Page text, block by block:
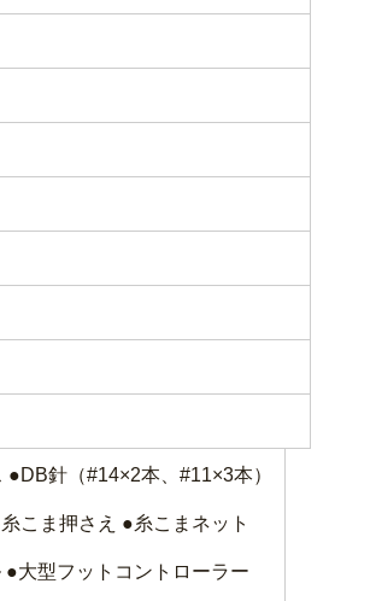
針（#14×2本、#11×3本）
こま押さえ ●糸こまネット
大型フットコントローラー